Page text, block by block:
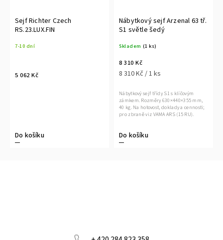
Sejf Richter Czech
RS.23.LUX.FIN
7-10 dní
5 062 Kč
Do košíku
Nábytkový sejf Arzenal 63 tř.
S1 světle šedý
Skladem (1 ks)
8 310 Kč
8 310 Kč / 1 ks
Do košíku
Nábytkový sejf třídy S1 s klíčovým
zámkem. Rozměry 630×440×355 mm,
40 kg. Na hotovost, doklady a cennosti;
pro zbraně viz VAMA ARS (15 RU).